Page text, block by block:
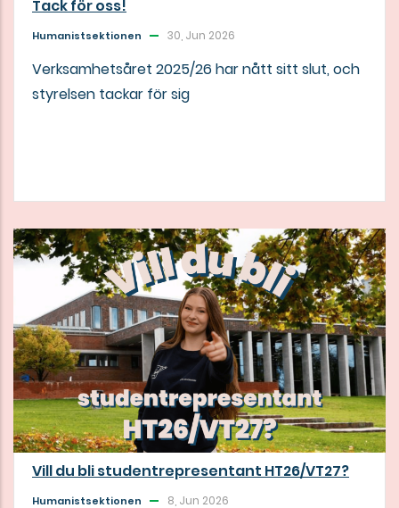
Tack för oss!
Humanistsektionen 30, Jun 2026
Verksamhetsåret 2025/26 har nått sitt slut, och
styrelsen tackar för sig
Vill du bli studentrepresentant HT26/VT27?
Humanistsektionen 8, Jun 2026